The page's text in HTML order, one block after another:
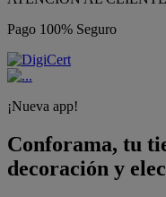
Pago 100% Seguro
¡Nueva app!
Conforama, tu
decoración y